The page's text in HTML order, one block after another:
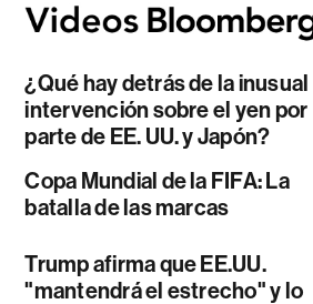
¿Qué hay detrás de la inusual
intervención sobre el yen por
parte de EE. UU. y Japón?
Copa Mundial de la FIFA: La
batalla de las marcas
Trump afirma que EE.UU.
"mantendrá el estrecho" y lo